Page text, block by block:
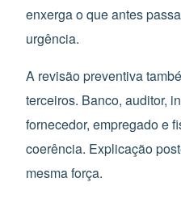
enxerga o que antes
urgência.
A revisão preventiva
terceiros. Banco, auditor,
fornecedor, empregado e
coerência. Explicação
mesma força.